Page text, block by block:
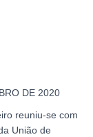
DE 2020
reuniu-se com
União de